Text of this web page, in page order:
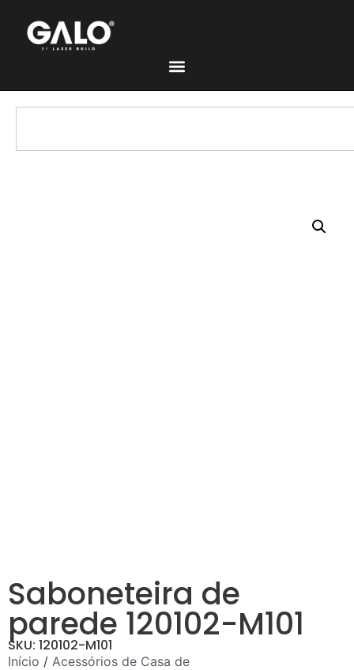
Saboneteira de
parede 120102-M101
SKU: 120102-M101
Início / Acessórios de Casa de